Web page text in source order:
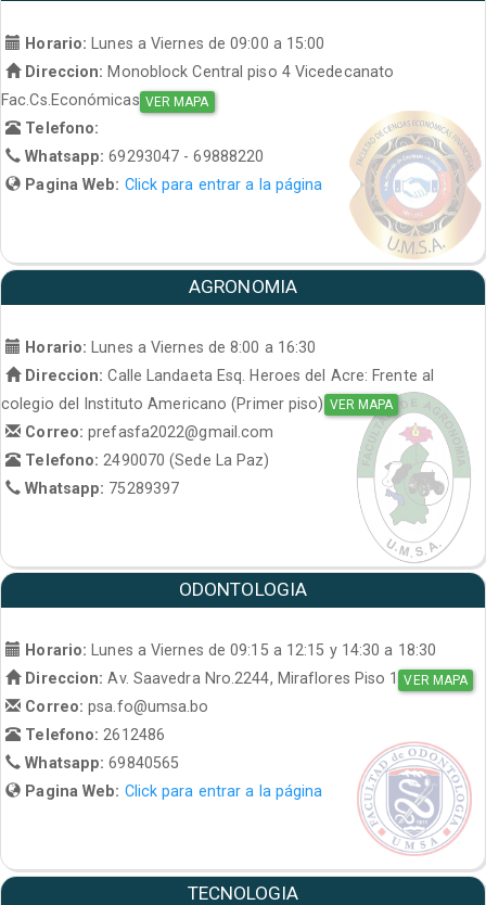
Horario: Lunes a Viernes de 09:00 a 15:00
Direccion: Monoblock Central piso 4 Vicedecanato
Fac.Cs.Económicas VER MAPA
Telefono:
Whatsapp:69293047 - 69888220
Pagina Web: Click para entrar a la página
AGRONOMIA
Horario:
Lunes a Viernes de 8:00 a 16:30
Direccion: Calle Landaeta Esq. Heroes del Acre: Frente al
colegio del Instituto Americano (Primer piso) VER MAPA
Correo:prefasfa2022@gmail.com
Telefono: 2490070 (Sede La Paz)
Whatsapp: 75289397
ODONTOLOGIA
Horario: Lunes a Viernes de 09:15 a 12:15 y 14:30 a 18:30
Direccion: Av. Saavedra Nro.2244, Miraflores Piso 1 VER MAPA
Correo:psa.fo@umsa.bo
Telefono:2612486
Whatsapp:69840565
Pagina Web: Click para entrar a la página
TECNOLOGIA